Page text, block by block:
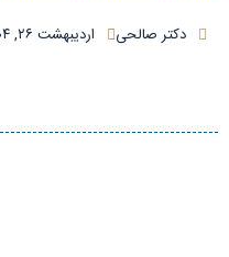
دکتر صالحی اردیبهشت ۲۶, ۱۴۰۴